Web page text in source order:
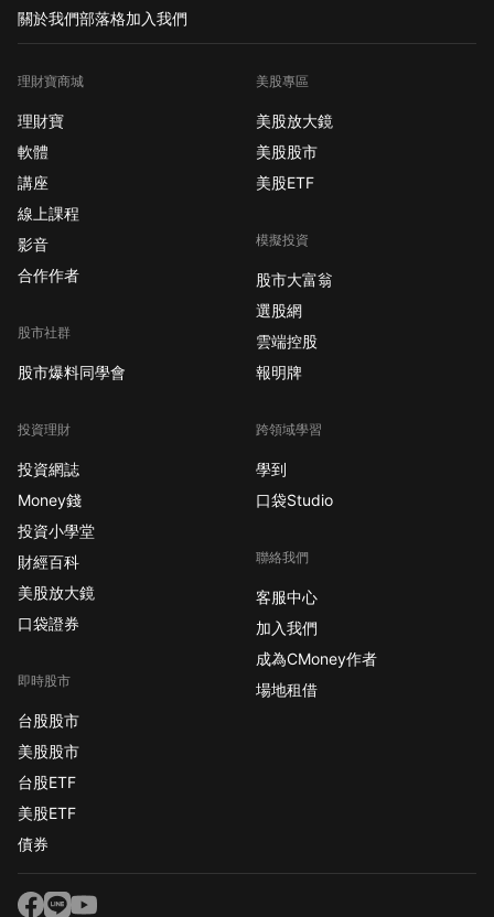
關於我們部落格加入我們
理財寶商城
理財寶
軟體
講座
線上課程
影音
合作作者
股市社群
股市爆料同學會
投資理財
投資網誌
Money錢
投資小學堂
財經百科
美股放大鏡
口袋證券
即時股市
台股股市
美股股市
台股ETF
美股ETF
債券
美股專區
美股放大鏡
美股股市
美股ETF
模擬投資
股市大富翁
選股網
雲端控股
報明牌
跨領域學習
學到
口袋Studio
聯絡我們
客服中心
加入我們
成為CMoney作者
場地租借